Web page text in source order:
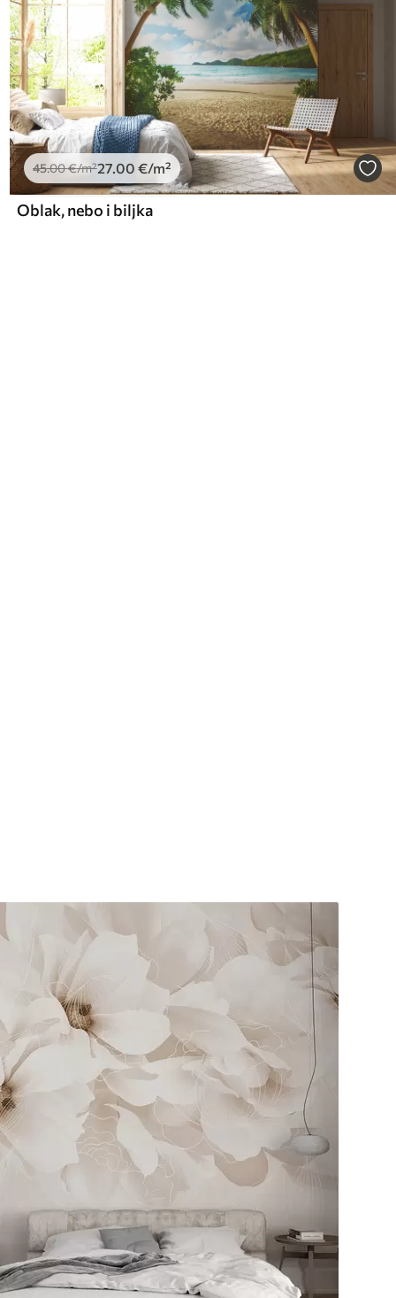
45.00€/m²27.00 €/m²
Oblak, nebo i biljka